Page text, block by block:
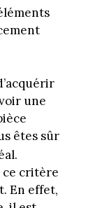
une
êtes sûr
ce critère
En effet,